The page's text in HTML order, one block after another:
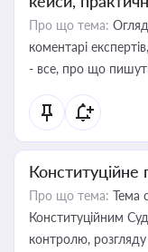
Про що тема:
коментарі
- все, про що
Про що тема: Тема
Конституційним
контролю, розгляду